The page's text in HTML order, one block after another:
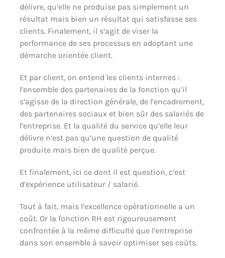
délivre, qu’elle ne produise pas simplement un
résultat mais bien un résultat qui satisfasse ses
clients. Finalement, il s’agit de viser la
performance de ses processus en adoptant une
démarche orientée client.
Et par client, on entend les clients internes :
l’ensemble des partenaires de la fonction qu’il
s’agisse de la direction générale, de l’encadrement,
des partenaires sociaux et bien sûr des salariés de
l’entreprise. Et la qualité du service qu’elle leur
délivre n’est pas qu’une question de qualité
produite mais bien de qualité perçue.
Et finalement, ici ce dont il est question, c’est
d’expérience utilisateur / salarié.
Tout à fait, mais l’excellence opérationnelle a un
coût. Or la fonction RH est rigoureusement
confrontée à la même difficulté que l’entreprise
dans son ensemble à savoir optimiser ses coûts.